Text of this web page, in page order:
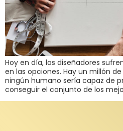
Hoy en día, los diseñadores
en las opciones. Hay un millón
ningún humano sería capaz de
conseguir el conjunto de los